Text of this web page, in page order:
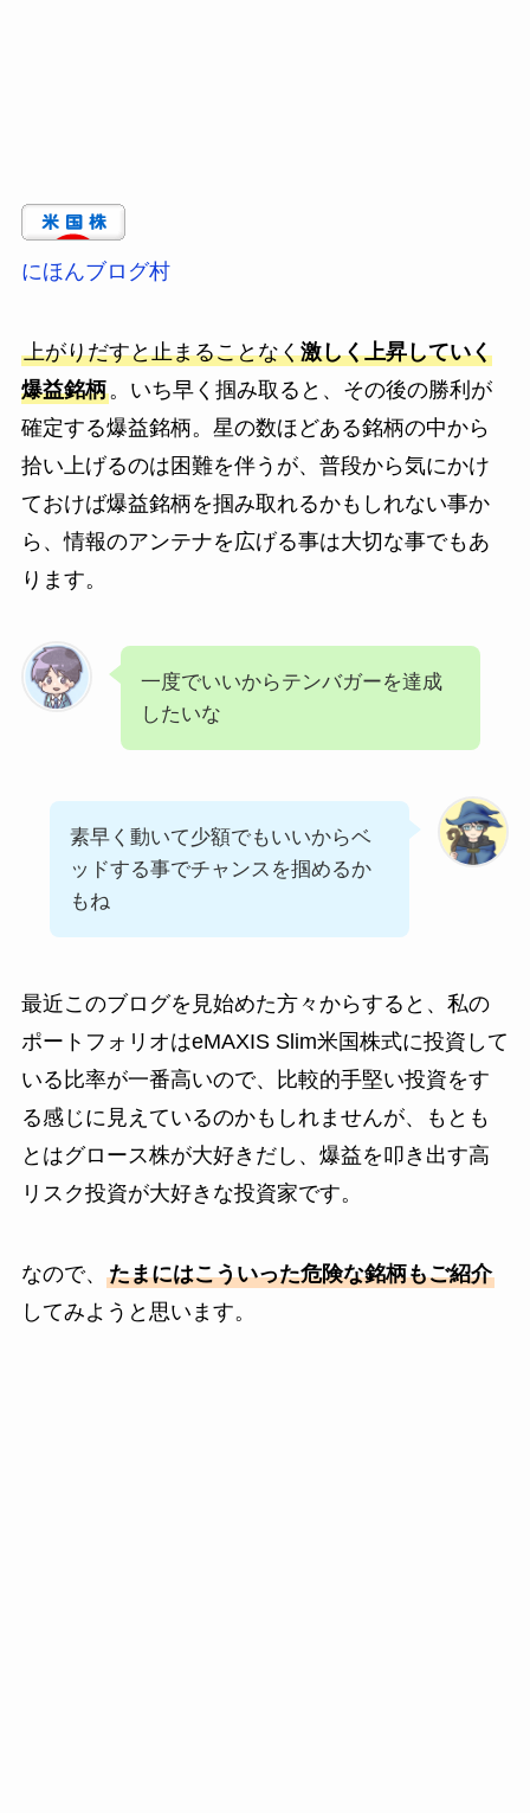
にほんブログ村
上がりだすと止まることなく激しく上昇していく
爆益銘柄。いち早く掴み取ると、その後の勝利が
確定する爆益銘柄。星の数ほどある銘柄の中から
拾い上げるのは困難を伴うが、普段から気にかけ
ておけば爆益銘柄を掴み取れるかもしれない事か
ら、情報のアンテナを広げる事は大切な事でもあ
ります。
一度でいいからテンバガーを達成
したいな
素早く動いて少額でもいいからベ
ッドする事でチャンスを掴めるか
もね
最近このブログを見始めた方々からすると、私の
ポートフォリオはeMAXIS Slim米国株式に投資して
いる比率が一番高いので、比較的手堅い投資をす
る感じに見えているのかもしれませんが、もとも
とはグロース株が大好きだし、爆益を叩き出す高
リスク投資が大好きな投資家です。
なので、 たまにはこういった危険な銘柄もご紹介
してみようと思います。